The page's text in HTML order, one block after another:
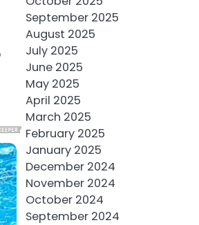
September 2025
August 2025
July 2025
June 2025
May 2025
April 2025
March 2025
February 2025
January 2025
December 2024
November 2024
October 2024
September 2024